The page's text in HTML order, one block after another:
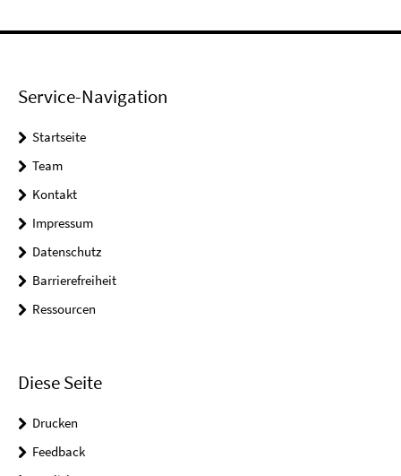
Service-Navigation
Startseite
Team
Kontakt
Impressum
Datenschutz
Barrierefreiheit
Ressourcen
Diese Seite
Drucken
Feedback